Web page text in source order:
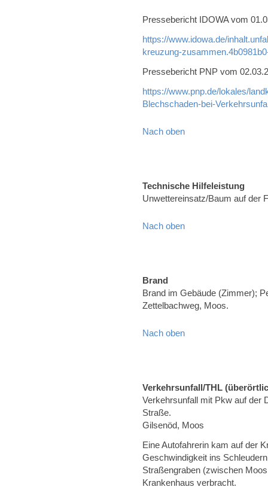
Pressebericht IDOWA vom
https://www.idowa.de/
kreuzung-
Pressebericht PNP vom
https://www.pnp.de/lokales/
Blechschaden-bei-
Nach oben
Technische Hilfeleistung
Unwettereinsatz/Baum auf der
Nach oben
Brand
Brand im Gebäude (Zimmer);
Zettelbachweg, Moos.
Nach oben
Verkehrsunfall/THL
Verkehrsunfall mit Pkw auf der
Straße.
Gilsenöd, Moos
Eine Autofahrerin kam auf der
Geschwindigkeit ins
Straßengraben (zwischen
Krankenhaus verbracht.